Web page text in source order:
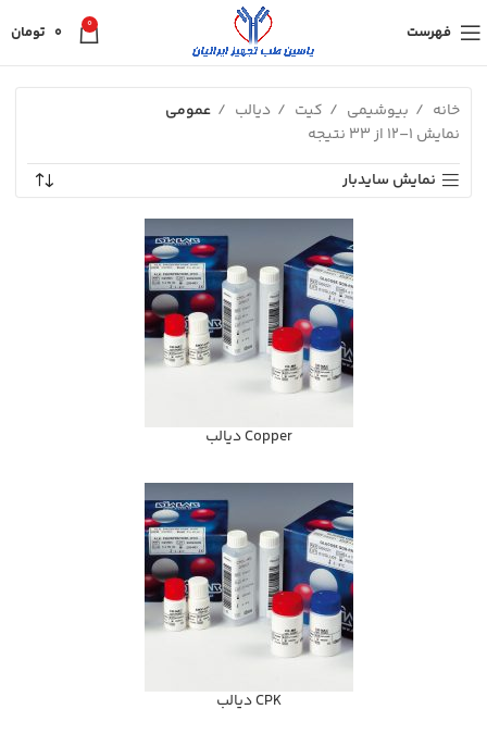
فهرست 0
0 تومان
خانه بیوشیمی کیت دیالب
عمومی
نمایش 1–12 از 33 نتیجه
نمایش سایدبار
Copper ديالب
CPK ديالب